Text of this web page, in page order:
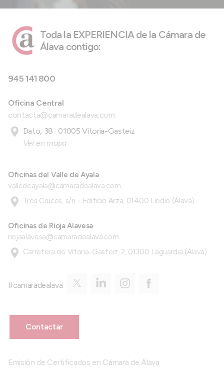
Toda la EXPERIENCIA de la Cámara de
Álava contigo:
945 141 800
Oficina Central
contacta@camaradealava.com
Dato, 38 · 01005 Vitoria-Gasteiz
Ver en mapa
Oficinas del Valle de Ayala
valledeayala@camaradealava.com
Tres Cruces, s/n - Edificio Arza, 01400 Llodio (Álava)
Oficinas de Rioja Alavesa
riojaalavesa@camaradealava.com
Carretera de Vitoria-Gasteiz, 2, 01300 Laguardia (Álava)
#camaradealava
Contactar
Emisión de Certificados en Cámara de Álava